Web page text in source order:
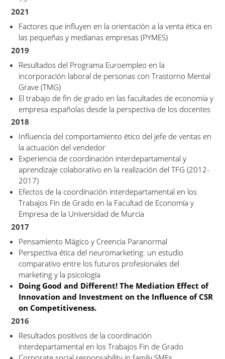
2021
Factores que influyen en la orientación a la venta ética en
las pequeñas y medianas empresas (PYMES)
2019
Resultados del Programa Euroempleo en la
incorporación laboral de personas con Trastorno Mental
Grave (TMG)
El trabajo de fin de grado en las facultades de economía y
empresa españolas desde la perspectiva de los docentes
2018
Influencia del comportamiento ético del jefe de ventas en
la actuación del vendedor
Experiencia de coordinación interdepartamental y
aprendizaje colaborativo en la realización del TFG (2012-
2017)
Efectos de la coordinación interdepartamental en los
Trabajos Fin de Grado en la Facultad de Economía y
Empresa de la Universidad de Murcia
2017
Pensamiento Mágico y Creencia Paranormal
Perspectiva ética del neuromarketing: un estudio
comparativo entre los futuros profesionales del
marketing y la psicología
Doing Good and Different! The Mediation Effect of
Innovation and Investment on the Influence of CSR
on Competitiveness.
2016
Resultados positivos de la coordinación
interdepartamental en los Trabajos Fin de Grado